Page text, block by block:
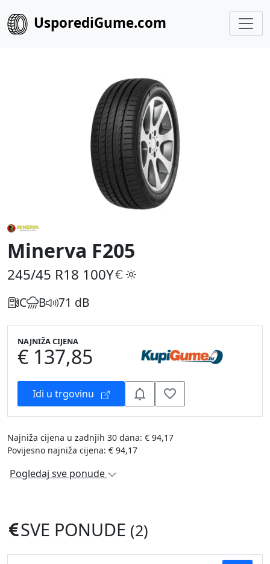
UsporediGume.com
Minerva F205
245/45 R18 100Y
C B 71 dB
NAJNIŽA CIJENA
€ 137,85
Idi u trgovinu
Najniža cijena u zadnjih 30 dana: € 94,17
Povijesno najniža cijena: € 94,17
Pogledaj sve ponude
SVE PONUDE (2)